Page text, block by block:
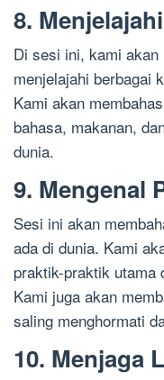
8.
Di sesi ini, kami
menjelajahi berbagai
Kami akan
bahasa, makanan,
dunia.
9. Mengenal
Sesi ini akan
ada di dunia. Kami
praktik-praktik utama
Kami juga akan
saling menghormati
10. Menjaga